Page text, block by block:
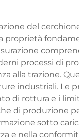
del
proprietà
processi di
alla trazione.
industriali. Le
di rottura e i
di produzione
sotto
e nella